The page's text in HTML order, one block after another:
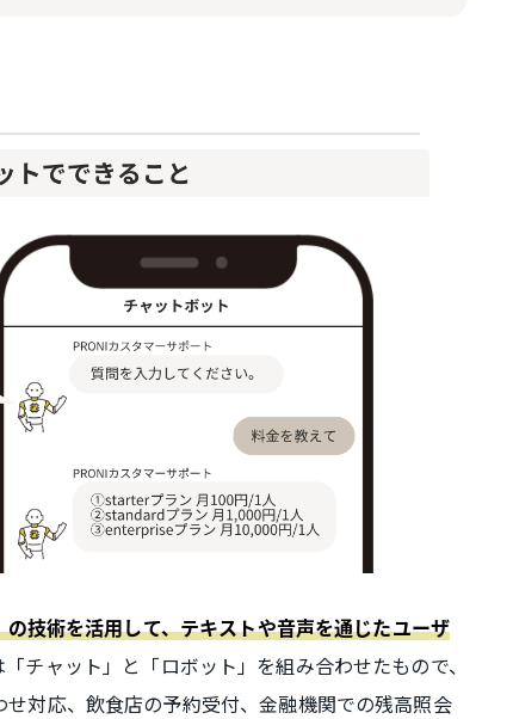
技術を活用して、テキストや音声を通じたユーザ
チャット」と「ロボット」を組み合わせたもので、
対応、飲食店の予約受付、金融機関での残高照会